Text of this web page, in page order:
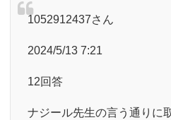
1052912437さん
2024/5/13 7:21
12回答
ナジール先生の言う通りに